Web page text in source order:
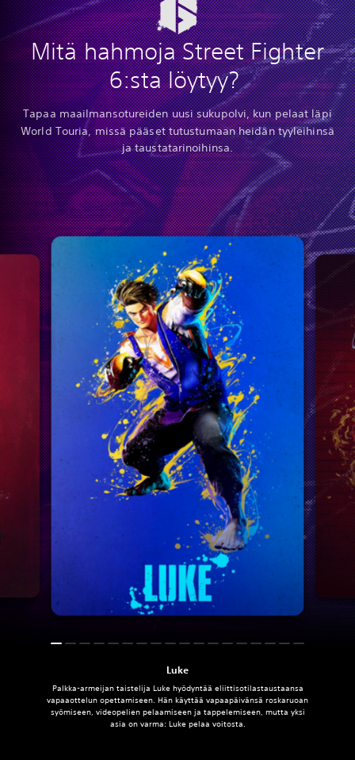
Mitä hahmoja Street Fighter
6:sta löytyy?
Tapaa maailmansotureiden uusi sukupolvi, kun pelaat läpi
World Touria, missä pääset tutustumaan heidän tyyleihinsä
ja taustatarinoihinsa.
Luke
Palkka-armeijan taistelija Luke hyödyntää eliittisotilastaustaansa
vapaaottelun opettamiseen. Hän käyttää vapaapäivänsä roskaruoan
syömiseen, videopelien pelaamiseen ja tappelemiseen, mutta yksi
asia on varma: Luke pelaa voitosta.